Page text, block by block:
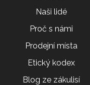
Naši lidé
Proč s námi
Prodejní místa
Etický kodex
Blog ze zákulisí